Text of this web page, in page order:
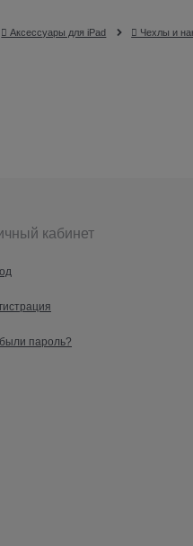
 Аксессуары для iPad  Чехлы и
кабинет
пароль?